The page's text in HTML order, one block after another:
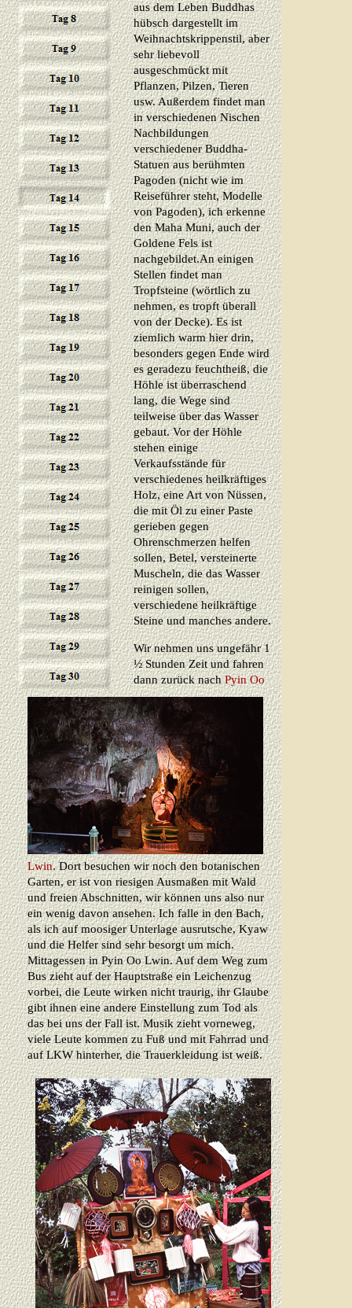
aus dem Leben Buddhas
hübsch dargestellt im
Weihnachtskrippenstil, aber
sehr liebevoll
ausgeschmückt mit
Pflanzen, Pilzen, Tieren
usw. Außerdem findet man
in verschiedenen Nischen
Nachbildungen
verschiedener Buddha-
Statuen aus berühmten
Pagoden (nicht wie im
Reiseführer steht, Modelle
von Pagoden), ich erkenne
den Maha Muni, auch der
Goldene Fels ist
nachgebildet.An einigen
Stellen findet man
Tropfsteine (wörtlich zu
nehmen, es tropft überall
von der Decke). Es ist
ziemlich warm hier drin,
besonders gegen Ende wird
es geradezu feuchtheiß, die
Höhle ist überraschend
lang, die Wege sind
teilweise über das Wasser
gebaut. Vor der Höhle
stehen einige
Verkaufsstände für
verschiedenes heilkräftiges
Holz, eine Art von Nüssen,
die mit Öl zu einer Paste
gerieben gegen
Ohrenschmerzen helfen
sollen, Betel, versteinerte
Muscheln, die das Wasser
reinigen sollen,
verschiedene heilkräftige
Steine und manches andere.
Wir nehmen uns ungefähr 1
½ Stunden Zeit und fahren
dann zurück nachPyin Oo
Lwin. Dort besuchen wir noch den botanischen
Garten, er ist von riesigen Ausmaßen mit Wald
und freien Abschnitten, wir können uns also nur
ein wenig davon ansehen. Ich falle in den Bach,
als ich auf moosiger Unterlage ausrutsche, Kyaw
und die Helfer sind sehr besorgt um mich.
Mittagessen in Pyin Oo Lwin. Auf dem Weg zum
Bus zieht auf der Hauptstraße ein Leichenzug
vorbei, die Leute wirken nicht traurig, ihr Glaube
gibt ihnen eine andere Einstellung zum Tod als
das bei uns der Fall ist. Musik zieht vorneweg,
viele Leute kommen zu Fuß und mit Fahrrad und
auf LKW hinterher, die Trauerkleidung ist weiß.